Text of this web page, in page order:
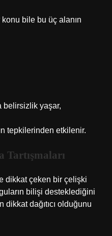
bile bu üç alanın
belirsizlik yaşar,
tepkilerinden etkilenir.
Tartışmaları
dikkat çeken bir çelişki
bilişi desteklediğini
dikkat dağıtıcı olduğunu